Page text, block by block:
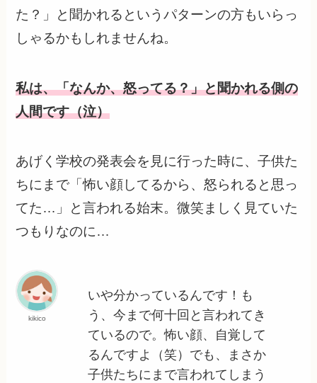
た？」と聞かれるというパターンの方もいらっ
しゃるかもしれませんね。
私は、「なんか、怒ってる？」と聞かれる側の
人間です（泣）
あげく学校の発表会を見に行った時に、子供た
ちにまで「怖い顔してるから、怒られると思っ
てた…」と言われる始末。微笑ましく見ていた
つもりなのに…
kikico
いや分かっているんです！も
う、今まで何十回と言われてき
ているので。怖い顔、自覚して
るんですよ（笑）でも、まさか
子供たちにまで言われてしまう